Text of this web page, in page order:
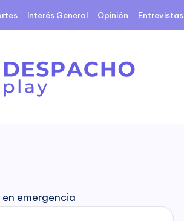
Interés General Opinión Entrevistas